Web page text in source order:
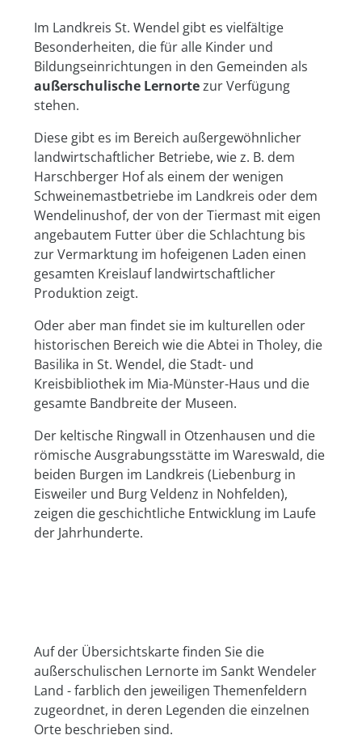
Im Landkreis St. Wendel gibt es vielfältige
Besonderheiten, die für alle Kinder und
Bildungseinrichtungen in den Gemeinden als
außerschulische Lernortezur Verfügung
stehen.
Diese gibt es im Bereich außergewöhnlicher
landwirtschaftlicher Betriebe, wie z. B. dem
Harschberger Hof als einem der wenigen
Schweinemastbetriebe im Landkreis oder dem
Wendelinushof, der von der Tiermast mit eigen
angebautem Futter über die Schlachtung bis
zur Vermarktung im hofeigenen Laden einen
gesamten Kreislauf landwirtschaftlicher
Produktion zeigt.
Oder aber man findet sie im kulturellen oder
historischen Bereich wie die Abtei in Tholey, die
Basilika in St. Wendel, die Stadt- und
Kreisbibliothek im Mia-Münster-Haus und die
gesamte Bandbreite der Museen.
Der keltische Ringwall in Otzenhausen und die
römische Ausgrabungsstätte im Wareswald, die
beiden Burgen im Landkreis (Liebenburg in
Eisweiler und Burg Veldenz in Nohfelden),
zeigen die geschichtliche Entwicklung im Laufe
der Jahrhunderte.
Auf der Übersichtskarte finden Sie die
außerschulischen Lernorte im Sankt Wendeler
Land - farblich den jeweiligen Themenfeldern
zugeordnet, in deren Legenden die einzelnen
Orte beschrieben sind.
Sankt Wendel
Tholey
Themenfeld Wald / Wild / Wasser
Themenfeld kulturelle Bildung / Demokratiebildung
Themenfeld Naturschutz
Themenfeld Erinnerungskultur
Themenfeld Energie